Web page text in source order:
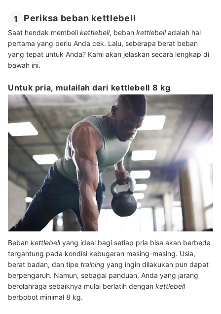
1 Periksa beban kettlebell
Saat hendak membeli kettlebell, beban kettlebelladalah hal
pertama yang perlu Anda cek. Lalu, seberapa berat beban
yang tepat untuk Anda? Kami akan jelaskan secara lengkap di
bawah ini.
Untuk pria, mulailah dari kettlebell 8 kg
Beban kettlebellyang ideal bagi setiap pria bisa akan berbeda
tergantung pada kondisi kebugaran masing-masing. Usia,
berat badan, dan tipe training yang ingin dilakukan pun dapat
berpengaruh. Namun, sebagai panduan, Anda yang jarang
berolahraga sebaiknya mulai berlatih dengan kettlebell
berbobot minimal 8 kg.